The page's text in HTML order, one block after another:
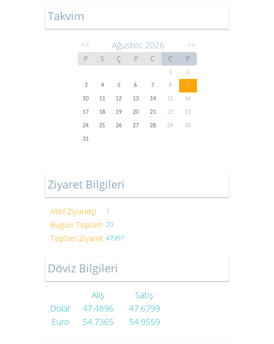
Takvim
<< Ağustos 2026 >>
P S Ç P C C P
1
2
3
4 5 6 7 8
9
10
11 12 13 14 15
16
17
18 19 20 21 22
23
24
25 26 27 28 29
30
31
Ziyaret Bilgileri
Aktif Ziyaretçi 1
Bugün Toplam 20
Toplam Ziyaret 47997
Döviz Bilgileri
Alış
Satış
Dolar
47.4896
47.6799
Euro
54.7365 54.9559